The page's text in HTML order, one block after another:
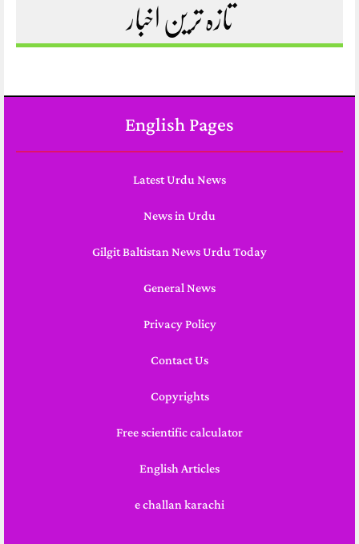
تازہ ترین اخبار
English Pages
Latest Urdu News
News in Urdu
Gilgit Baltistan News Urdu Today
General News
Privacy Policy
Contact Us
Copyrights
Free scientific calculator
English Articles
e challan karachi